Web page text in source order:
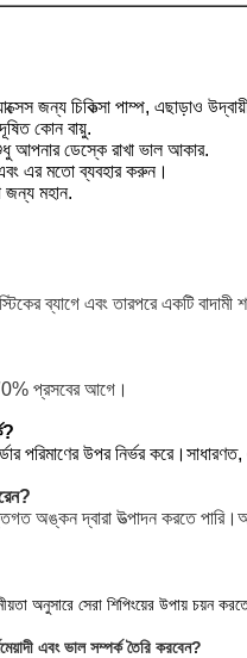
জন্য চিকিত্সা পাম্প, এছাড়াও
কোন বায়ু.
আপনার ডেস্কে রাখা ভাল আকার.
এবং এর মতো ব্যবহার করুন।
জন্য মহান.
ব্যাগে এবং তারপরে একটি
প্রসবের আগে।
পরিমাণের উপর নির্ভর
অঙ্কন দ্বারা উত্পাদন করতে
সেরা শিপিংয়ের উপায় চয়ন করতে
এবং ভাল সম্পর্ক তৈরি করবেন?